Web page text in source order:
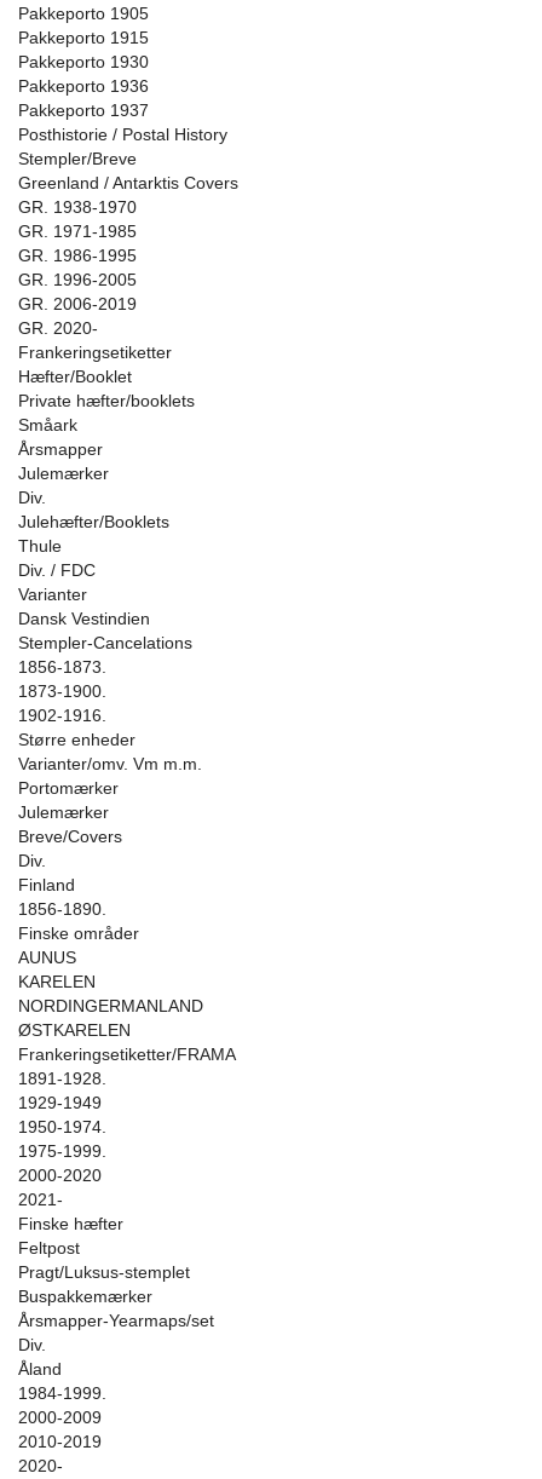
Pakkeporto 1905
Pakkeporto 1915
Pakkeporto 1930
Pakkeporto 1936
Pakkeporto 1937
Posthistorie / Postal History
Stempler/Breve
Greenland / Antarktis Covers
GR. 1938-1970
GR. 1971-1985
GR. 1986-1995
GR. 1996-2005
GR. 2006-2019
GR. 2020-
Frankeringsetiketter
Hæfter/Booklet
Private hæfter/booklets
Småark
Årsmapper
Julemærker
Div.
Julehæfter/Booklets
Thule
Div. / FDC
Varianter
Dansk Vestindien
Stempler-Cancelations
1856-1873.
1873-1900.
1902-1916.
Større enheder
Varianter/omv. Vm m.m.
Portomærker
Julemærker
Breve/Covers
Div.
Finland
1856-1890.
Finske områder
AUNUS
KARELEN
NORDINGERMANLAND
ØSTKARELEN
Frankeringsetiketter/FRAMA
1891-1928.
1929-1949
1950-1974.
1975-1999.
2000-2020
2021-
Finske hæfter
Feltpost
Pragt/Luksus-stemplet
Buspakkemærker
Årsmapper-Yearmaps/set
Div.
Åland
1984-1999.
2000-2009
2010-2019
2020-